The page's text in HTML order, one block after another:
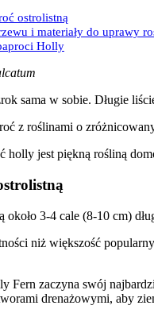
ostrolistną
i materiały do uprawy
Holly
sama w sobie. Długie
z roślinami o
holly jest piękną rośliną
około 3-4 cale (8-10 cm)
niż większość
Fern zaczyna swój
drenażowymi, aby